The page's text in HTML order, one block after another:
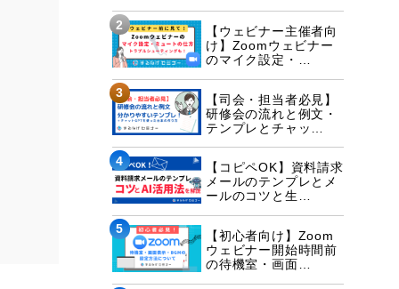
2
【ウェビナー主催者向
け】Zoomウェビナー
のマイク設定・…
3
【司会・担当者必見】
研修会の流れと例文・
テンプレとチャッ…
4
【コピペOK】資料請求
メールのテンプレとメ
ールのコツと生…
5
【初心者向け】Zoom
ウェビナー開始時間前
の待機室・画面…